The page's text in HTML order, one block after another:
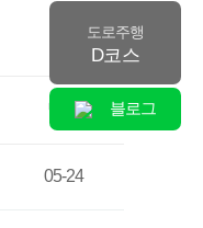
날짜
05-24
도로주행
D코스
블로그